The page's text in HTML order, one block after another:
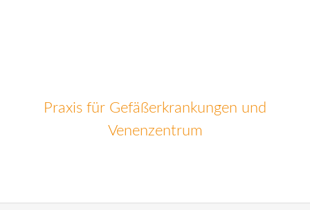
Praxis für Gefäßerkrankungen und
Venenzentrum